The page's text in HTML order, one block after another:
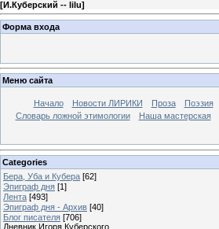
[И.Куберский -- lilu]
Форма входа
Меню сайта
Начало Новости ЛИРИКИ Проза Поэзия
Словарь ложной этимологии
Наша мастерская
Categories
Бера, Уба и Кубера [62]
Эпиграф дня [1]
Лента [493]
Эпиграф дня - Архив [40]
Блог писателя [706]
Дневник Игоря Куберского